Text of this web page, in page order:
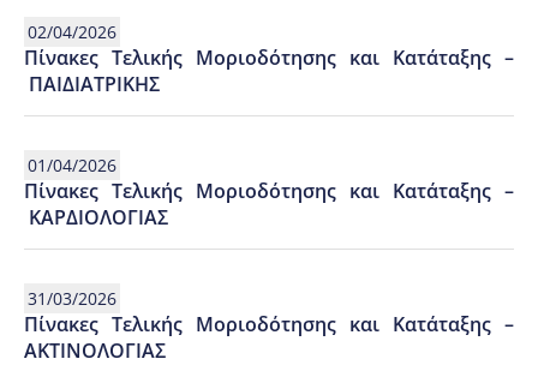
02/04/2026
Πίνακες Τελικής Μοριοδότησης και Κατάταξης –
ΠΑΙΔΙΑΤΡΙΚΗΣ
01/04/2026
Πίνακες Τελικής Μοριοδότησης και Κατάταξης –
ΚΑΡΔΙΟΛΟΓΙΑΣ
31/03/2026
Πίνακες Τελικής Μοριοδότησης και Κατάταξης –
ΑΚΤΙΝΟΛΟΓΙΑΣ